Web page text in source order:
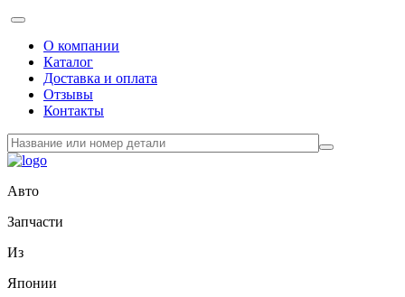
О компании
Каталог
Доставка и оплата
Отзывы
Контакты
Авто
Запчасти
Из
Японии